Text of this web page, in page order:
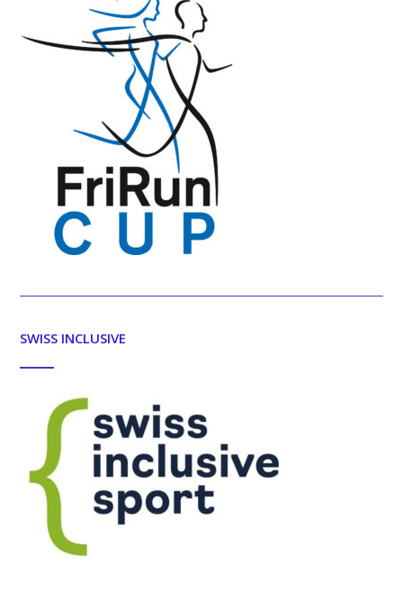
SWISS INCLUSIVE